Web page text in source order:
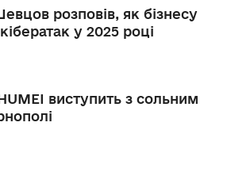
розповів, як бізнесу
у 2025 році
виступить з сольним